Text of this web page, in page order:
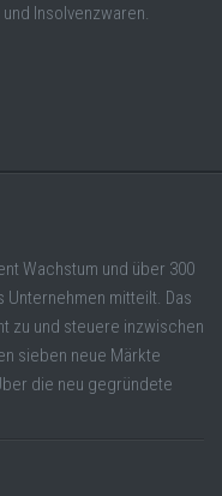
Insolvenzwaren.
Wachstum und über 300
mitteilt. Das
zu und steuere inzwischen
sieben neue Märkte
die neu gegründete